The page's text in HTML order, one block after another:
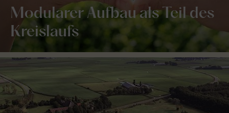
Modularer Aufbau als Teil des
Kreislaufs